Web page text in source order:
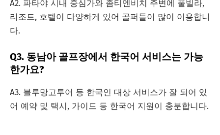
A2. 파타야 시내 중심가와 좀티엔비치 주변에 풀빌라,
리조트, 호텔이 다양하게 있어 골퍼들이 많이 이용합니
다.
Q3. 동남아 골프장에서 한국어 서비스는 가능
한가요?
A3. 블루망고투어 등 한국인 대상 서비스가 잘 되어 있
어 예약 및 택시, 가이드 등 한국어 지원이 충분합니다.